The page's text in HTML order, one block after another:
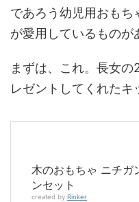
であろう幼児用おもち
が愛用しているものが
まずは、これ。長女
レゼントしてくれたキ
木のおもちゃ ニチガ
ンセット
created by Rinker